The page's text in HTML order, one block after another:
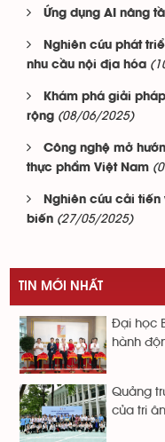
Ứng dụng AI nâng
Nghiên cứu phát
nhu cầu nội địa hóa
Khám phá giải
rộng (08/06/2025)
Công nghệ mở
thực phẩm Việt Nam
Nghiên cứu cải
biến (27/05/2025)
TIN MỚI NHẤT
Đại học
hành
Quảng
của tri